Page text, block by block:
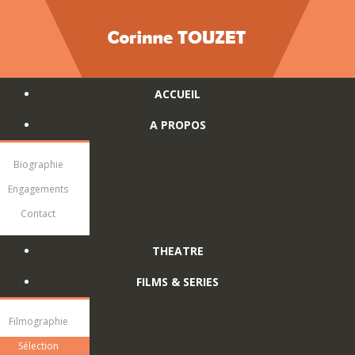
ACCUEIL
A PROPOS
Biographie
Engagements
Contact
THEATRE
FILMS & SERIES
Filmographie
Sélection